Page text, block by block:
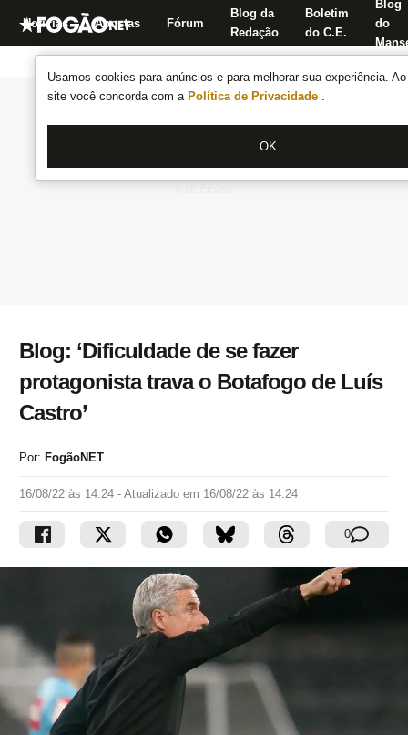
Usamos cookies para anúncios e para melhorar sua experiência.
site você concorda com a Política de Privacidade .
OK
Notícias Apostas Fórum
Blog da
Redação
Boletim
do C.E.
Blog
do
Blog: ‘Dificuldade de se fazer
protagonista trava o Botafogo de Luís
Castro’
Por: FogãoNET
16/08/22 às 14:24 - Atualizado em 16/08/22 às 14:24
0